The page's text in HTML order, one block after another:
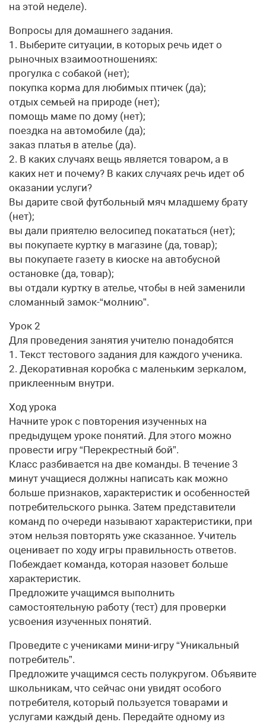
на этой неделе).
Вопросы для домашнего задания.
1. Выберите ситуации, в которых речь идет о
рыночных взаимоотношениях:
прогулка с собакой (нет);
покупка корма для любимых птичек (да);
отдых семьей на природе (нет);
помощь маме по дому (нет);
поездка на автомобиле (да);
заказ платья в ателье (да).
2. В каких случаях вещь является товаром, а в
каких нет и почему? В каких случаях речь идет об
оказании услуги?
Вы дарите свой футбольный мяч младшему брату
(нет);
вы дали приятелю велосипед покататься (нет);
вы покупаете куртку в магазине (да, товар);
вы покупаете газету в киоске на автобусной
остановке (да, товар);
вы отдали куртку в ателье, чтобы в ней заменили
сломанный замок-“молнию”.
Урок 2
Для проведения занятия учителю понадобятся
1. Текст тестового задания для каждого ученика.
2. Декоративная коробка с маленьким зеркалом,
приклеенным внутри.
Ход урока
Начните урок с повторения изученных на
предыдущем уроке понятий. Для этого можно
провести игру “Перекрестный бой”.
Класс разбивается на две команды. В течение 3
минут учащиеся должны написать как можно
больше признаков, характеристик и особенностей
потребительского рынка. Затем представители
команд по очереди называют характеристики, при
этом нельзя повторять уже сказанное. Учитель
оценивает по ходу игры правильность ответов.
Побеждает команда, которая назовет больше
характеристик.
Предложите учащимся выполнить
самостоятельную работу (тест) для проверки
усвоения изученных понятий.
Проведите с учениками мини-игру “Уникальный
потребитель”.
Предложите учащимся сесть полукругом. Объявите
школьникам, что сейчас они увидят особого
потребителя, который пользуется товарами и
услугами каждый день. Передайте одному из